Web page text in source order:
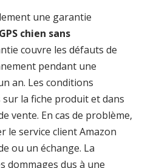
une garantie
chien sans
couvre les défauts de
pendant une
an. Les conditions
la fiche produit et dans
vente. En cas de problème,
le service client Amazon
ou un échange. La
dommages dus à une